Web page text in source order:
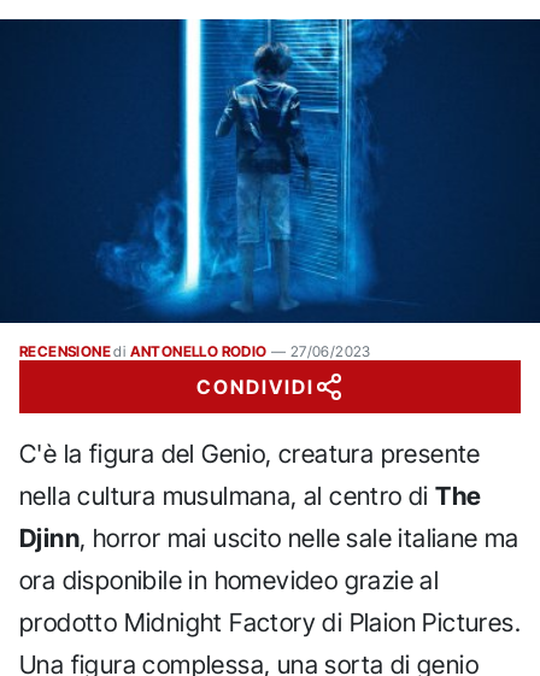
RECENSIONEdi ANTONELLO RODIO — 27/06/2023
CONDIVIDI
C'è la figura del Genio, creatura presente
nella cultura musulmana, al centro diThe
Djinn, horror mai uscito nelle sale italiane ma
ora disponibile in homevideo grazie al
prodotto Midnight Factory di Plaion Pictures.
Una figura complessa, una sorta di genio